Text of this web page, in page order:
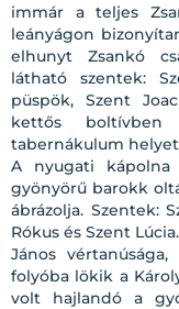
immár a teljes
leányágon
elhunyt Zsankó
látható szentek:
püspök, Szent
kettős boltívben
tabernákulum
A nyugati
gyönyörű barokk
ábrázolja. Szentek:
Rókus és Szent
János
folyóba lökik a
volt hajlandó a